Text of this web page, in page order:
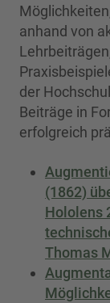
anhand von
der
Beiträge in
erfolgreich
(1862)
Hololens
Thomas